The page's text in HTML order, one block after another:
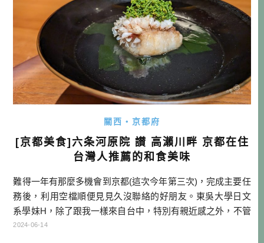
關西・京都府
[京都美食]六条河原院 讃 高瀨川畔 京都在住
台灣人推薦的和食美味
難得一年有那麼多機會到京都(這次今年第三次)，完成主要任
務後，利用空檔順便見見久沒聯絡的好朋友。東吳大學日文
系學妹H，除了跟我一樣來自台中，特別有親近感之外，不管
在中部校友會跟吉他社，都有很多互動的機會。畢業後我在
2024-06-14